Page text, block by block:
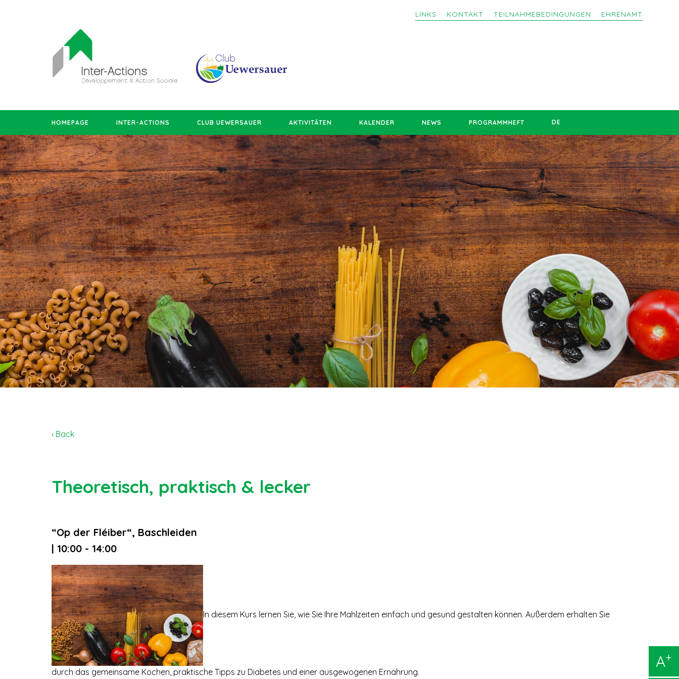
LINKS KONTAKT TEILNAHMEBEDINGUNGEN EHRENAMT
HOMEPAGE INTER-ACTIONS CLUB UEWERSAUER AKTIVITÄTEN KALENDER NEWS PROGRAMMHEFT DE
A+
‹ Back
Theoretisch, praktisch & lecker
“Op der Fléiber“, Baschleiden
| 10:00 - 14:00
In diesem Kurs lernen Sie, wie Sie Ihre Mahlzeiten einfach und gesund gestalten können. Außerdem erhalten Sie
durch das gemeinsame Kochen, praktische Tipps zu Diabetes und einer ausgewogenen Ernährung.